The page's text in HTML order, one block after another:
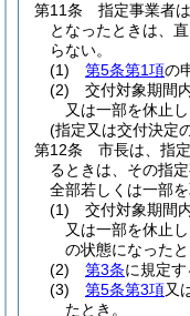
第11条
指定事業者は
となったときは、
らない。
(1)
第5条第1項の
(2)
交付対象期間
又は一部を休止
(指定又は交付決定
第12条
市長は、指
るときは、その指
全部若しくは一部
(1)
交付対象期間
又は一部を休止
の状態になったと
(2)
第3条に規定す
(3)
第5条第3項又
たとき。